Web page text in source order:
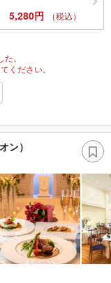
5,280円 （税込）
。
ください。
ン）